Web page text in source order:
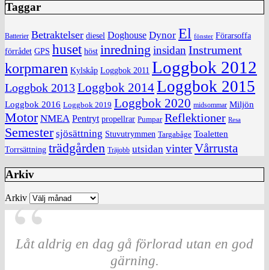
Taggar
Batterier Betraktelser diesel Doghouse Dynor El fönster Förarsoffa
förrådet GPS huset höst inredning insidan Instrument
korpmaren Kylskåp Loggbok 2011 Loggbok 2012
Loggbok 2013Loggbok 2014Loggbok 2015
Loggbok 2016 Loggbok 2019 Loggbok 2020 midsommar Miljön
Motor NMEA Pentryt propellrar Pumpar Reflektioner Resa
Semester sjösättning Stuvutrymmen Targabåge Toaletten
Torrsättning trädgården Träjobb utsidan vinterVårrusta
Arkiv
Arkiv
Låt aldrig en dag gå förlorad utan en god
gärning.